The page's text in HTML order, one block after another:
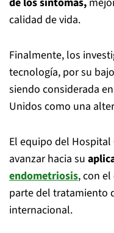
calidad de vida.
Finalmente, los
tecnología, por su
siendo considerada
Unidos como una
El equipo del Hospital
avanzar hacia su
endometriosis, con
parte del tratamiento
internacional.